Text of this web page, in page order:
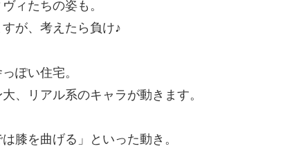
ィたちの姿も。
が、考えたら負け♪
ぽい住宅。
、リアル系のキャラが動きます。
膝を曲げる」といった動き。